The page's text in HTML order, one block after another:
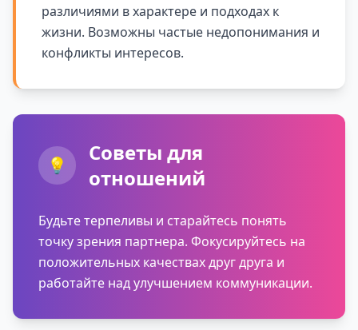
различиями в характере и подходах к
жизни. Возможны частые недопонимания и
конфликты интересов.
💡
Советы для
отношений
Будьте терпеливы и старайтесь понять
точку зрения партнера. Фокусируйтесь на
положительных качествах друг друга и
работайте над улучшением коммуникации.